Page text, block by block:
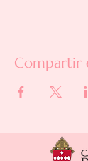
Compartir